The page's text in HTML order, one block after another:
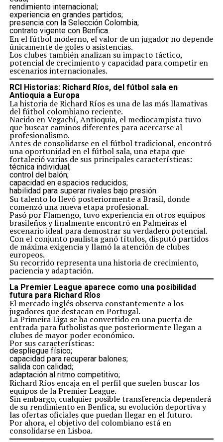
rendimiento internacional;
experiencia en grandes partidos;
presencia con la Selección Colombia;
contrato vigente con Benfica.
En el fútbol moderno, el valor de un jugador no depende
únicamente de goles o asistencias.
Los clubes también analizan su impacto táctico,
potencial de crecimiento y capacidad para competir en
escenarios internacionales.
RCI Historias: Richard Ríos, del fútbol sala en
Antioquia a Europa
La historia de Richard Ríos es una de las más llamativas
del fútbol colombiano reciente.
Nacido en Vegachí, Antioquia, el mediocampista tuvo
que buscar caminos diferentes para acercarse al
profesionalismo.
Antes de consolidarse en el fútbol tradicional, encontró
una oportunidad en el fútbol sala, una etapa que
fortaleció varias de sus principales características:
técnica individual;
control del balón;
capacidad en espacios reducidos;
habilidad para superar rivales bajo presión.
Su talento lo llevó posteriormente a Brasil, donde
comenzó una nueva etapa profesional.
Pasó por Flamengo, tuvo experiencia en otros equipos
brasileños y finalmente encontró en Palmeiras el
escenario ideal para demostrar su verdadero potencial.
Con el conjunto paulista ganó títulos, disputó partidos
de máxima exigencia y llamó la atención de clubes
europeos.
Su recorrido representa una historia de crecimiento,
paciencia y adaptación.
La Premier League aparece como una posibilidad
futura para Richard Ríos
El mercado inglés observa constantemente a los
jugadores que destacan en Portugal.
La Primeira Liga se ha convertido en una puerta de
entrada para futbolistas que posteriormente llegan a
clubes de mayor poder económico.
Por sus características:
despliegue físico;
capacidad para recuperar balones;
salida con calidad;
adaptación al ritmo competitivo;
Richard Ríos encaja en el perfil que suelen buscar los
equipos de la Premier League.
Sin embargo, cualquier posible transferencia dependerá
de su rendimiento en Benfica, su evolución deportiva y
las ofertas oficiales que puedan llegar en el futuro.
Por ahora, el objetivo del colombiano está en
consolidarse en Lisboa.